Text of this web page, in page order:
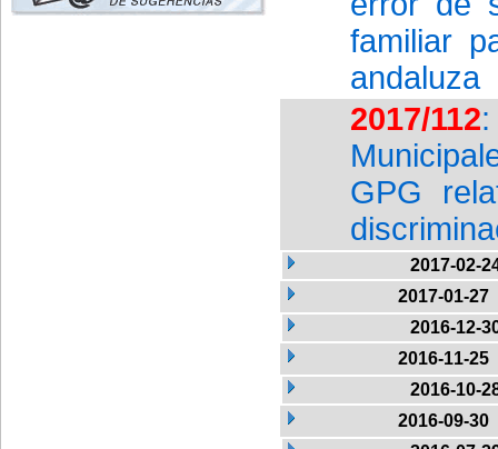
familiar
andaluza
2017/112
GPG
2017-02-
2017-01-27
2016-12-
2016-11-25
2016-10-
2016-09-30